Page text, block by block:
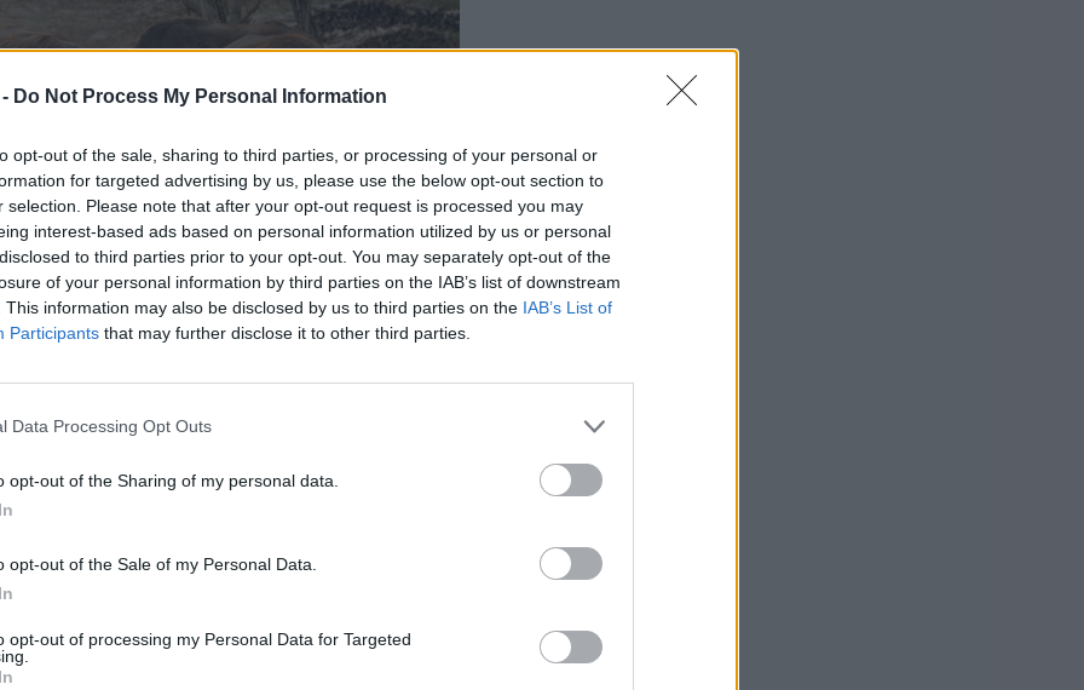
Do Not Process My Personal Information
opt-out of the sale, sharing to third parties, or processing of your personal or
for targeted advertising by us, please use the below opt-out section to
selection. Please note that after your opt-out request is processed you may
interest-based ads based on personal information utilized by us or personal
to third parties prior to your opt-out. You may separately opt-out of the
of your personal information by third parties on the IAB’s list of downstream
This information may also be disclosed by us to third parties on the IAB’s List of
Participants that may further disclose it to other third parties.
Data Processing Opt Outs
opt-out of the Sharing of my personal data.
opt-out of the Sale of my Personal Data.
opt-out of processing my Personal Data for Targeted
a bivalyok a regeneratív szemléletbe,
és miért érdemes tartani, arról a farm
mesélt nekem.
szemléletváltásra van szükség: így
a regeneratív mezőgazdaság –